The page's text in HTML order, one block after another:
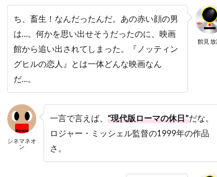
デビッド・ドワイヤー
デビ・デリーベリー
デビ・メイザー
デビー・レイノルズ
デブラ・ニール＝フィッシャー
デル・アンドリュース
デル・クローズ
デレク・ギブソン
デレク・ミアーズ
デンゼル・ワシントン
デンマーク
デヴィッド・アルパー
館見
ち、畜生！なんだったんだ。あの赤い顔の男
は…。何かを思い出せそうだったのに、映画
館から追い出されてしまった。『ノッティン
グヒルの恋人』とは一体どんな映画なん
だ…。
シネマネオ
ン
一言で言えば、 “現代版ローマの休日”だな。
ロジャー・ミッシェル監督の1999年の作品
さ。